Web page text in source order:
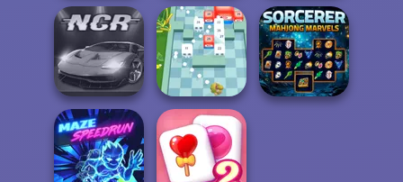
Drag Race 3D
Easter
Eggventure
Mahjong at
Home -
Christmas Ed...
Night City Racing Break n Bounce